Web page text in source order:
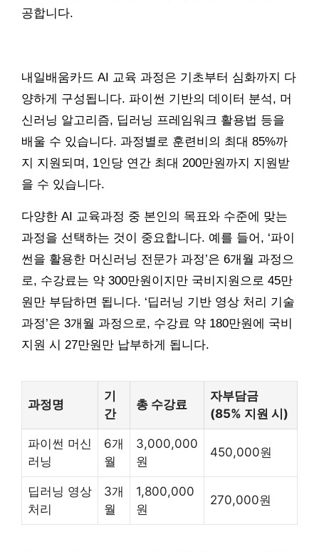
공합니다.
내일배움카드 AI 교육 과정은 기초부터 심화까지 다
양하게 구성됩니다. 파이썬 기반의 데이터 분석, 머
신러닝 알고리즘, 딥러닝 프레임워크 활용법 등을
배울 수 있습니다. 과정별로 훈련비의 최대 85%까
지 지원되며, 1인당 연간 최대 200만원까지 지원받
을 수 있습니다.
다양한 AI 교육과정 중 본인의 목표와 수준에 맞는
과정을 선택하는 것이 중요합니다. 예를 들어, ‘파이
썬을 활용한 머신러닝 전문가 과정’은 6개월 과정으
로, 수강료는 약 300만원이지만 국비지원으로 45만
원만 부담하면 됩니다. ‘딥러닝 기반 영상 처리 기술
과정’은 3개월 과정으로, 수강료 약 180만원에 국비
지원 시 27만원만 납부하게 됩니다.
과정명
기
간
총 수강료
자부담금
(85% 지원 시)
파이썬 머신
러닝
6개
월
3,000,000
원
450,000원
딥러닝 영상
처리
3개
월
1,800,000
원
270,000원